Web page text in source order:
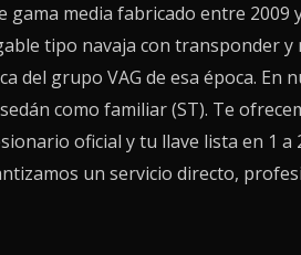
gama media fabricado entre 2009
tipo navaja con transponder y
del grupo VAG de esa época. En
como familiar (ST). Te
oficial y tu llave lista en 1 a
un servicio directo,